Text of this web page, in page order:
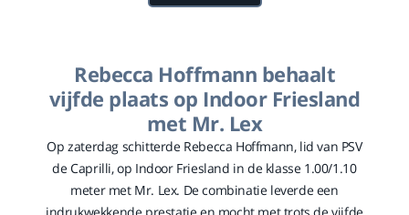
Rebecca Hoffmann behaalt
vijfde plaats op Indoor Friesland
met Mr. Lex
Op zaterdag schitterde Rebecca Hoffmann, lid van PSV
de Caprilli, op Indoor Friesland in de klasse 1.00/1.10
meter met Mr. Lex. De combinatie leverde een